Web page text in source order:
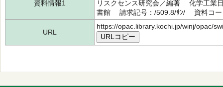
資料情報1
リスクセンス研究会／編著 化学工業
書館 請求記号：/509.8/ｻﾝ/ 資料コー
URL
https://opac.library.kochi.jp/winj/opac/
URLコピー